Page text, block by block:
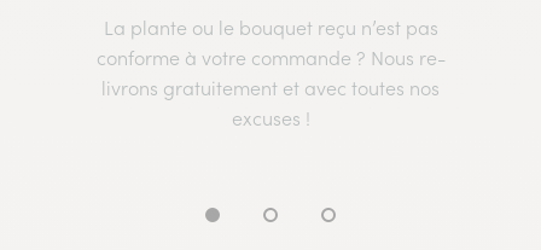
La plante ou le bouquet reçu n’est pas
conforme à votre commande ? Nous re-
livrons gratuitement et avec toutes nos
excuses !